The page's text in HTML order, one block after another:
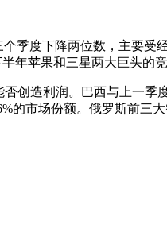
季度下降两位数，主要
年苹果和三星两大巨头的竞
创造利润。巴西与上一
市场份额。俄罗斯前三